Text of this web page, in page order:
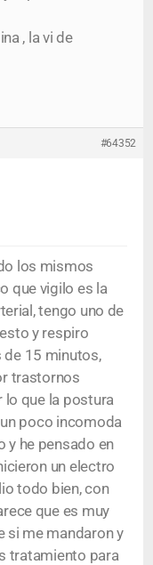
, la vi de
#64352
los mismos
que vigilo es la
tengo uno de
y respiro
de 15 minutos,
trastornos
lo que la postura
poco incomoda
y he pensado en
un electro
todo bien, con
que es muy
si me mandaron y
tratamiento para